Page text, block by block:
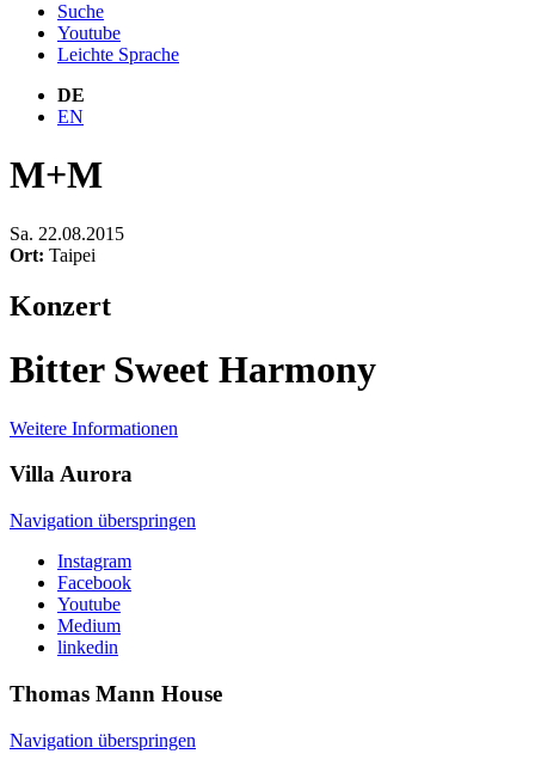
Suche
Youtube
Leichte Sprache
DE
EN
M+M
Sa. 22.08.2015
Ort: Taipei
Konzert
Bitter Sweet Harmony
Weitere Informationen
VillaAurora
Navigation überspringen
Instagram
Facebook
Youtube
Medium
linkedin
Thomas Mann House
Navigation überspringen